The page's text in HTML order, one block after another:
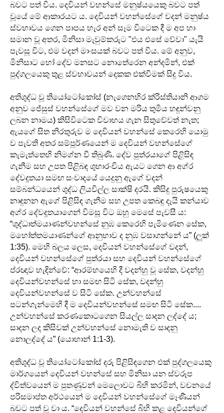
බවට පත් විය. දෙවියන් වහන්සේ මනුෂ්යයෙකු බවට පත්
වූයේ මේ ආකාරයට ය. දෙවියන් වහන්සේගේ වදන් මනුෂ්ය
ස්වභාවය ගෙන පාපය හැර අන් සෑම විටෙක දී ම අප හා
සමාන වූ අතර, මිනිසා මැවුම්කරුට "එය එසේ වේවා" යැයි
පැවසූ විට, එම වදන් මාංසයක් බවට පත් විය. මේ අනුව,
මිනිසාට හෝ දේව මනසට නොතේරෙන අන්දමින්, එක්
පුද්ගලයෙකු තුළ ස්වභාවයන් දෙකක එක්වීමක් සිදු විය.
අතිශුද්ධ වූ තියෝටෝකෝස් (නැගෙනහිර ක්රිස්තියානි ආගම
අනුව ජේසුස් වහන්සේගේ මව වන මරිය තුමිය හඳුන්වනු
ලබන නාමය) කිසිවිටෙක විවාහය ගැන සිතුවේවත් නැත;
ඇයගේ සිත නිරතුරුව ම දෙවියන් වහන්සේ කෙරෙහි යොමු
ව පැවති අතර සම්පූර්ණයෙන් ම දෙවියන් වහන්සේගේ
කැමැත්තෙහි නිමග්න වී තිබුණි. දේව පුත්රයාගේ පිළිසිඳ
ගැනීම සහ උපත පිළිබඳ ශුභාරංචිය ඇයට ගෙන ආ අග්ර
දේවදූතයා සමඟ සංවාදයේ යෙදුනු ඇගේ වදන්
සම්බන්ධයෙන් ශුද්ධ ලියවිල්ල සාක්ෂි දරයි. කිසිදු පුරුෂයෙකු
නාඳුනන ඇගේ පිළිසිඳ ගැනීම සහ උපත කෙබඳු දැයි කන්යාව
අග්ර දේවදූතයාගෙන් විමසූ විට ඔහු මෙසේ පැවසී ය:
“ශුද්ධාත්මයාණන්වහන්සේ නුඹ කෙරෙහි පැමිණෙන සේක,
මහෝත්තමයාණන්ගේ ආනුභාව ද නුඹ වසාගන්නේ ය” (ලූක්
1:35). මෙහි බලය ලෙස, දෙවියන් වහන්සේගේ වදන්,
දෙවියන් වහන්සේගේ පුත්රයා සහ දෙවියන් වහන්සේගේ
ප්රඥාව හැඳින්වේ: “ආරම්භයෙහි දී වදන්හු වූ සේක, වදන්හු
දෙවියන්වහන්සේ හා සමඟ සිටි සේක, වදන්හු
දෙවියන්වහන්සේ ව සිටි සේක. උන්වහන්සේ
පටන්ගැන්මෙහි දී ම දෙවියන්වහන්සේ සමඟ සිටි සේක....
උන්වහන්සේ කරණකොටගෙන සියල්ල සාදන ලද්දේ ය;
සාදන ලද කිසිවක් උන්වහන්සේ නොමැති ව සාදනු
නොලද්දේ ය” (යොහාන් 1:1-3).
අතිශුද්ධ වූ තියෝටෝකෝස් දරු පිළිසිඳගෙන එක් පුද්ගලයෙකු
මාර්ගයෙන් දෙවියන් වහන්සේ සහ මිනිසා යන ස්වරූප
ද්විත්වයෙන් ම පුතණුවන් මෙලොවට බිහි කරමින්, වචනයේ
පරිසමාප්ත අර්ථයෙන් ම දෙවියන් වහන්සේගේ මෑණීයන්
බවට පත් වූ වා ය. “දෙවියන් වහන්සේ බිහි කළ දෙවියන්ගේ